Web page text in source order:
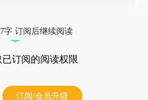
字 订阅后继续阅读
已订阅的阅读权限
订阅/会员升级